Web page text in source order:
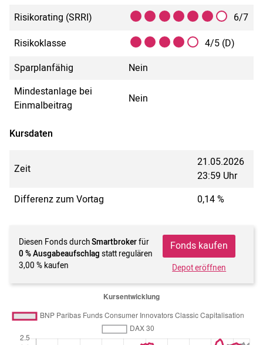
Risikorating (SRRI)
6/7
Risikoklasse
4/5 (D)
Sparplanfähig
Nein
Mindestanlage bei
Einmalbeitrag
Nein
Kursdaten
Zeit
21.05.2026
23:59 Uhr
Differenz zum Vortag
0,14 %
Diesen Fonds durchSmartbrokerfür
0 % Ausgabeaufschlag statt regulären
3,00 % kaufen
Fonds kaufen
Depot eröffnen